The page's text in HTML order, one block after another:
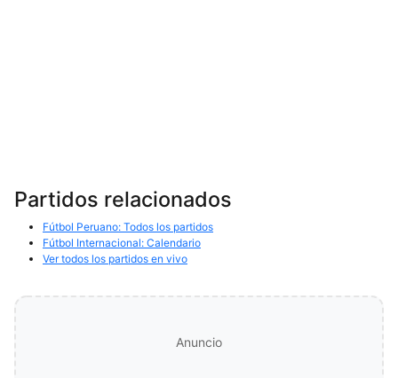
Partidos relacionados
Fútbol Peruano: Todos los partidos
Fútbol Internacional: Calendario
Ver todos los partidos en vivo
Anuncio